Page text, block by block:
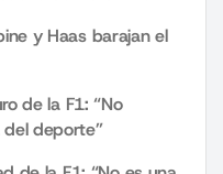
y Haas barajan el
de la F1: “No
deporte”